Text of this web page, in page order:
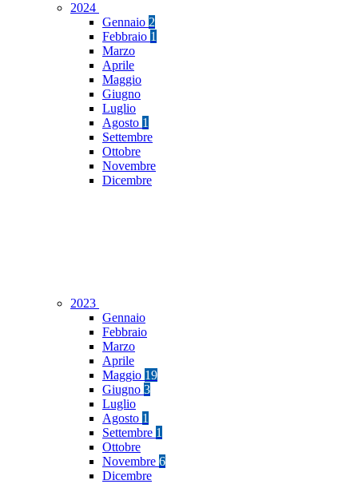
2024
Gennaio 2
Febbraio 1
Marzo
Aprile
Maggio
Giugno
Luglio
Agosto 1
Settembre
Ottobre
Novembre
Dicembre
2023
Gennaio
Febbraio
Marzo
Aprile
Maggio 19
Giugno 3
Luglio
Agosto 1
Settembre 1
Ottobre
Novembre 6
Dicembre